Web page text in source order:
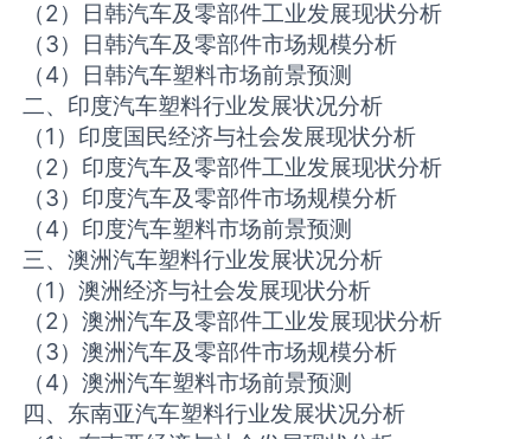
（2）日韩汽车及零部件工业发展现状分析
（3）日韩汽车及零部件市场规模分析
（4）日韩汽车塑料市场前景预测
二、印度汽车塑料行业发展状况分析
（1）印度国民经济与社会发展现状分析
（2）印度汽车及零部件工业发展现状分析
（3）印度汽车及零部件市场规模分析
（4）印度汽车塑料市场前景预测
三、澳洲汽车塑料行业发展状况分析
（1）澳洲经济与社会发展现状分析
（2）澳洲汽车及零部件工业发展现状分析
（3）澳洲汽车及零部件市场规模分析
（4）澳洲汽车塑料市场前景预测
四、东南亚汽车塑料行业发展状况分析